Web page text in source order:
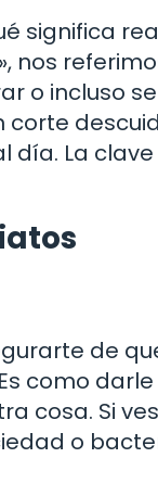
significa
nos
o incluso
corte
La
de
como
cosa. Si
o